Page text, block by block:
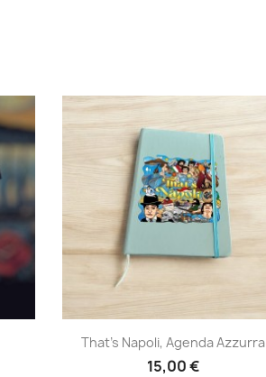
Anteprima
That's Napoli, Agenda Azzurra
15,00 €